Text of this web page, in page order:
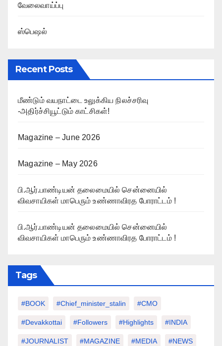
வேலைவாய்ப்பு
ஸ்பெஷல்
Recent Posts
மீண்டும் வயநாட்டை உலுக்கிய நிலச்சரிவு
-அதிர்ச்சியூட்டும் காட்சிகள்!
Magazine – June 2026
Magazine – May 2026
பி.ஆர்.பாண்டியன் தலைமையில் சென்னையில்
விவசாயிகள் மாபெரும் உண்ணாவிரத போராட்டம் !
பி.ஆர்.பாண்டியன் தலைமையில் சென்னையில்
விவசாயிகள் மாபெரும் உண்ணாவிரத போராட்டம் !
Tags
#BOOK #chief_minister_stalin #CMO
#devakkottai #followers #highlights #INDIA
#JOURNALIST #MAGAZINE #MEDIA #NEWS